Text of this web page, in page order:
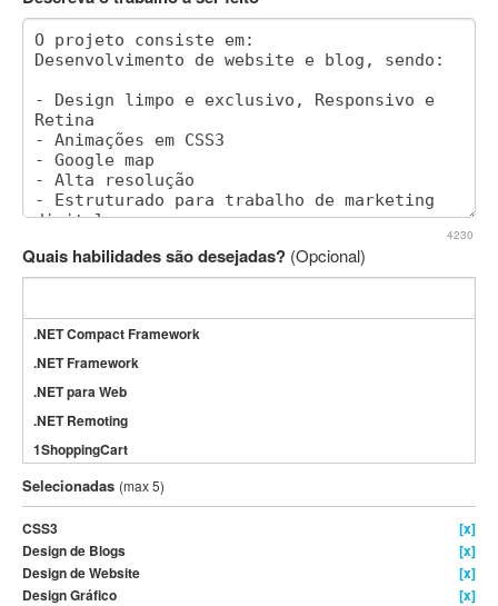
4230
Quais habilidades são desejadas? (Opcional)
.NET Compact Framework
.NET Framework
.NET para Web
.NET Remoting
1ShoppingCart
3DS Max
3GSM
4D Dimension
802.11
A&P
Selecionadas (max 5)
CSS3
[x]
Design de Blogs
[x]
Design de Website
[x]
Design Gráfico
[x]